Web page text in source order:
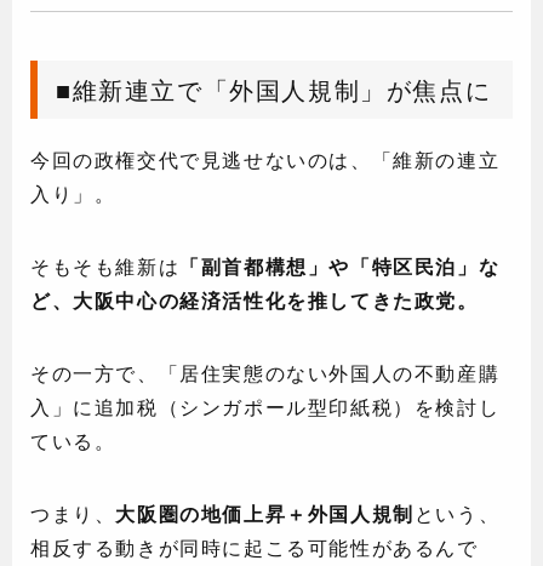
■維新連立で「外国人規制」が焦点に
今回の政権交代で見逃せないのは、「維新の連立
入り」。
そもそも維新は 「副首都構想」や「特区民泊」な
ど、大阪中心の経済活性化を推してきた政党。
その一方で、「居住実態のない外国人の不動産購
入」に追加税（シンガポール型印紙税）を検討し
ている。
つまり、 大阪圏の地価上昇＋外国人規制という、
相反する動きが同時に起こる可能性があるんで